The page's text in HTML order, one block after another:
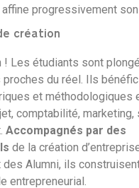
progressivement son
création
! Les étudiants sont
du réel. Ils
et méthodologiques
comptabilité, marketing,
Accompagnés par des
de la création
Alumni, ils
entrepreneurial.